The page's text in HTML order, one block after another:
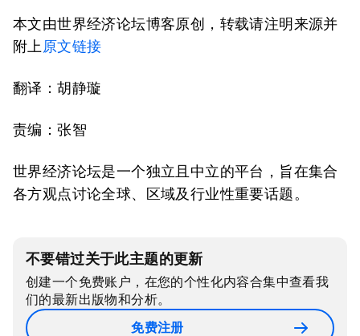
本文由世界经济论坛博客原创，转载请注明来源并
附上 原文链接
翻译：胡静璇
责编：张智
世界经济论坛是一个独立且中立的平台，旨在集合
各方观点讨论全球、区域及行业性重要话题。
不要错过关于此主题的更新
创建一个免费账户，在您的个性化内容合集中查看我
们的最新出版物和分析。
免费注册